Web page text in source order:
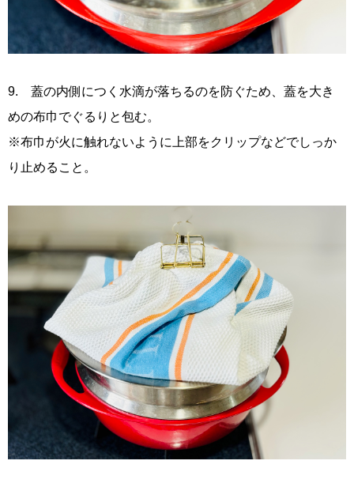
9. 蓋の内側につく水滴が落ちるのを防ぐため、蓋を大き
めの布巾でぐるりと包む。
※布巾が火に触れないように上部をクリップなどでしっか
り止めること。